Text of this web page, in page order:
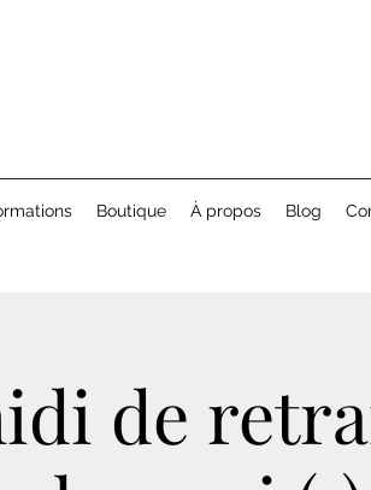
Boutique À propos Blog
de